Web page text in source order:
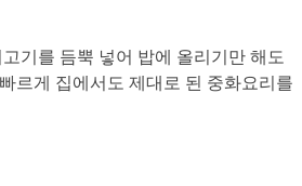
기를 듬뿍 넣어 밥에 올리기만 해도
르게 집에서도 제대로 된 중화요리를